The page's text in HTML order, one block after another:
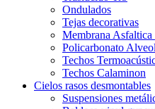
Ondulados
Tejas decorativas
Membrana
Policarbonato
Techos
Techos Calaminon
Cielos rasos desmontables
Suspensiones